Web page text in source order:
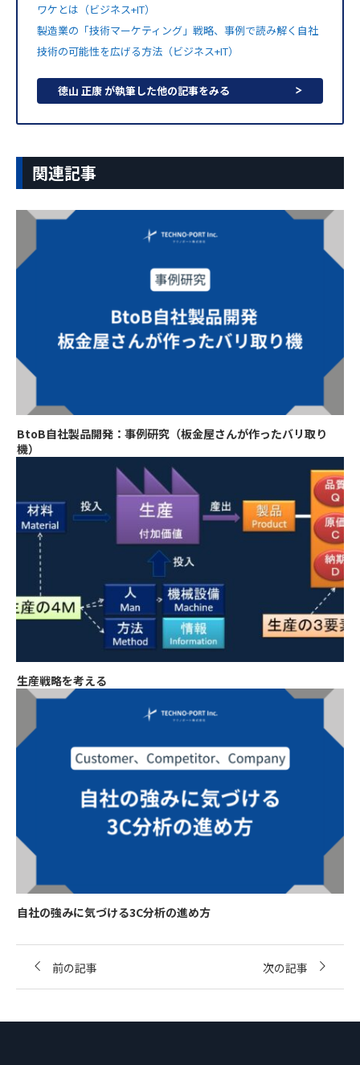
ワケとは（ビジネス+IT）
製造業の「技術マーケティング」戦略、事例で読み解く自社
技術の可能性を広げる方法（ビジネス+IT）
徳山 正康 が執筆した他の記事をみる
関連記事
BtoB自社製品開発：事例研究（板金屋さんが作ったバリ取り
機）
生産戦略を考える
自社の強みに気づける3C分析の進め方
前の記事 次の記事